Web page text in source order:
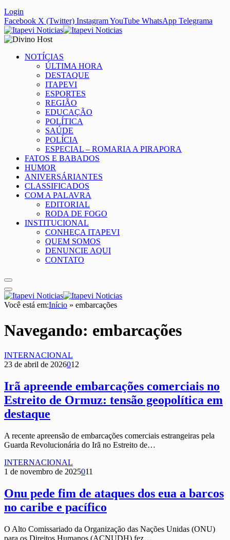
Login
Facebook X (Twitter) InstagramYouTube WhatsApp Telegrama
NOTÍCIAS
ÚLTIMA HORA
DESTAQUE
ITAPEVI
ESPORTES
REGIÃO
EDUCAÇÃO
POLÍTICA
SAÚDE
POLÍCIA
ESPECIAL – ROMARIA A PIRAPORA
FATOS E BABADOS
HUMOR
ANIVERSÁRIANTES
CLASSIFICADOS
COM A PALAVRA
EDITORIAL
RODA DE FOGO
INSTITUCIONAL
CONHEÇA ITAPEVI
QUEM SOMOS
DENUNCIE AQUI
CONTATO
Você está em:Início » embarcações
Navegando: embarcações
INTERNACIONAL
23 de abril de 2026012
Irã apreende embarcações comerciais no
Estreito de Ormuz: tensão geopolítica em
destaque
A recente apreensão de embarcações comerciais estrangeiras pela
Guarda Revolucionária do Irã no Estreito de…
INTERNACIONAL
1 de novembro de 2025011
Onu pede fim de ataques dos eua a barcos
no caribe e pacífico
O Alto Comissariado da Organização das Nações Unidas (ONU)
para os Direitos Humanos (ACNUDH) fez…